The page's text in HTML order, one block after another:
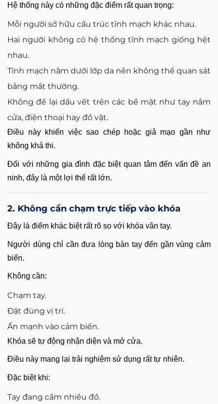
Hệ thống này có những đặc điểm rất quan trọng:
Mỗi người sở hữu cấu trúc tĩnh mạch khác nhau.
Hai người không có hệ thống tĩnh mạch giống hệt
nhau.
Tĩnh mạch nằm dưới lớp da nên không thể quan sát
bằng mắt thường.
Không để lại dấu vết trên các bề mặt như tay nắm
cửa, điện thoại hay đồ vật.
Điều này khiến việc sao chép hoặc giả mạo gần như
không khả thi.
Đối với những gia đình đặc biệt quan tâm đến vấn đề an
ninh, đây là một lợi thế rất lớn.
2. Không cần chạm trực tiếp vào khóa
Đây là điểm khác biệt rất rõ so với khóa vân tay.
Người dùng chỉ cần đưa lòng bàn tay đến gần vùng cảm
biến.
Không cần:
Chạm tay.
Đặt đúng vị trí.
Ấn mạnh vào cảm biến.
Khóa sẽ tự động nhận diện và mở cửa.
Điều này mang lại trải nghiệm sử dụng rất tự nhiên.
Đặc biệt khi:
Tay đang cầm nhiều đồ.